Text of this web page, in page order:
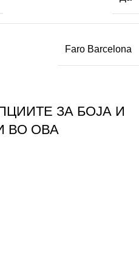
Faro Barcelona
ЗА БОЈА И
ВО ОВА